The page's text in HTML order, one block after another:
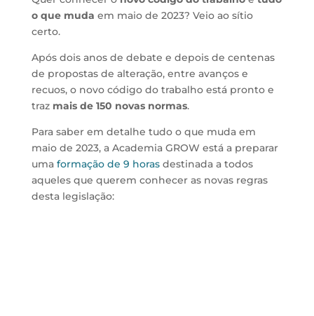
o que muda em maio de 2023? Veio ao sítio
certo.
Após dois anos de debate e depois de centenas
de propostas de alteração, entre avanços e
recuos, o novo código do trabalho está pronto e
traz mais de 150 novas normas.
Para saber em detalhe tudo o que muda em
maio de 2023, a Academia GROW está a preparar
uma formação de 9 horasdestinada a todos
aqueles que querem conhecer as novas regras
desta legislação: